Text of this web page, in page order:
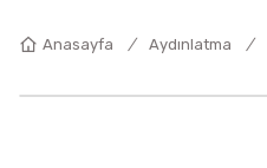
Anasayfa Aydınlatma